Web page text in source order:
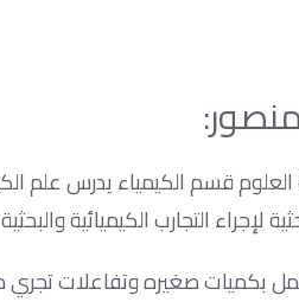
قسم الكيمياء يدرس علم
لإجراء التجارب الكيميائية
بكميات صغيره وتفاعلات تجري